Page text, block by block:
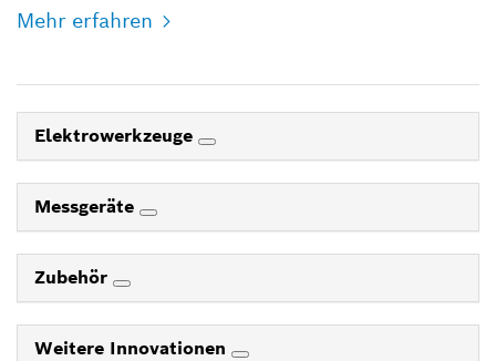
Mehr erfahren
Elektrowerkzeuge
Messgeräte
Zubehör
Weitere Innovationen